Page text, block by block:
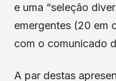
e uma “seleção
emergentes (20 em
com o comunicado
A par destas